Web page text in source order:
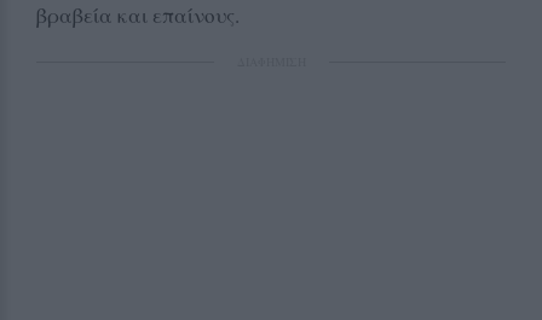
βραβεία και επαίνους.